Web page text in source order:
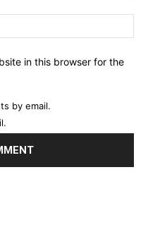
in this browser for the
by email.